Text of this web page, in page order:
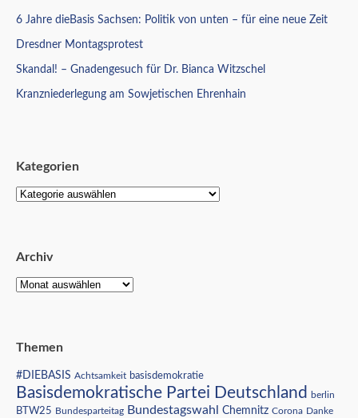
6 Jahre dieBasis Sachsen: Politik von unten – für eine neue Zeit
Dresdner Montagsprotest
Skandal! – Gnadengesuch für Dr. Bianca Witzschel
Kranzniederlegung am Sowjetischen Ehrenhain
Kategorien
Archiv
Themen
#DIEBASIS Achtsamkeit basisdemokratie
Basisdemokratische Partei Deutschland berlin
BTW25 Bundesparteitag Bundestagswahl Chemnitz Corona Danke